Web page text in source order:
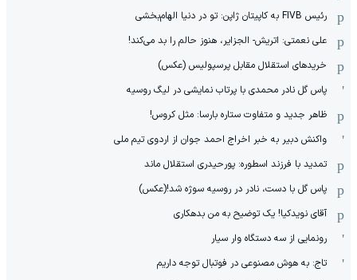
رئیس FIVB به کاپیتان ژاپن: تو در دنیا الهام‌بخشی
علی نعمتی: اتریش- الجزایر، هنوز حالم را بد می‌کند!
خریدهای استقلال مقابل پرسپولیس (عکس)
پاس گل نادر محمدی با پرتاب نمایشی در لیگ روسیه
ظاهر جدید و متفاوت ستاره بارسا: مثل کروس!
واکنش دبیر به خبر اخراج احمد جوان از اردوی تیم ملی
تمدید با فرزند اسطوره: پورحیدری استقلال ماند
پاس گل با دست، نادر در روسیه سوژه شد!(عکس)
آقای نویدکیا! یک توضیح به من بدهکاری
رونمایی از سه دستگاه وار سیار
تاج: به هوش مصنوعی در فوتبال توجه داریم